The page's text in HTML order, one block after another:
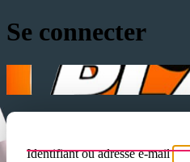
Se connecter
Identifiant ou adresse e-mail